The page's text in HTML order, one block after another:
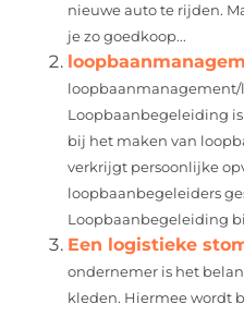
nieuwe auto te rijden.
je zo goedkoop...
Loopbaanbegeleiding
bij het maken van
verkrijgt persoonlijke
loopbaanbegeleiders
Loopbaanbegeleiding
Een logistieke
ondernemer is het
kleden. Hiermee wordt